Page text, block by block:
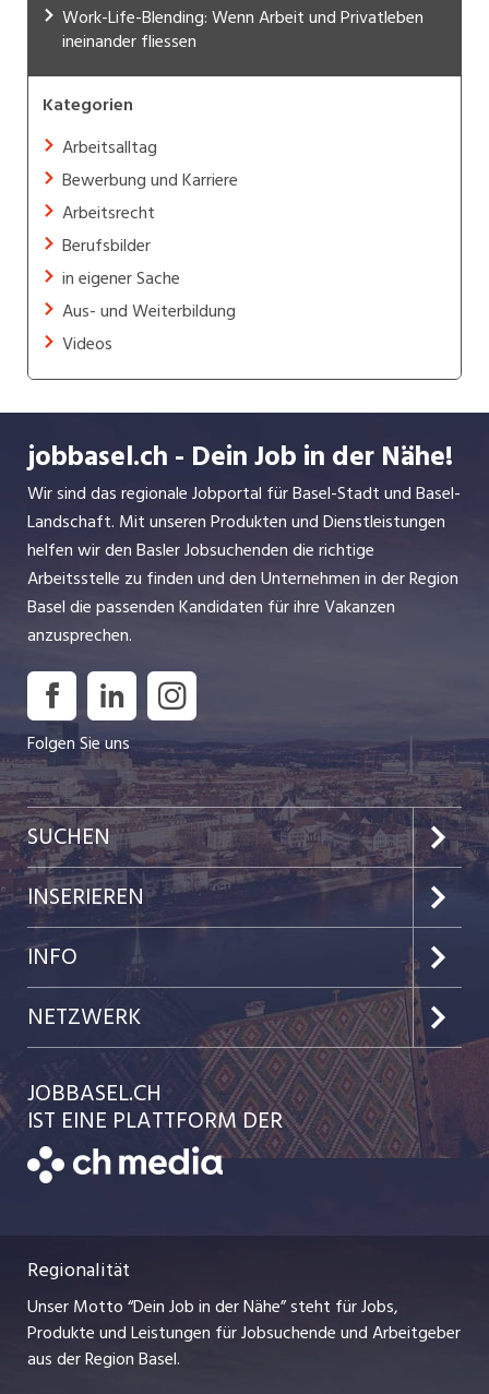
Work-Life-Blending: Wenn Arbeit und Privatleben
ineinander fliessen
Kategorien
Arbeitsalltag
Bewerbung und Karriere
Arbeitsrecht
Berufsbilder
in eigener Sache
Aus- und Weiterbildung
Videos
jobbasel.ch - Dein Job in der Nähe!
Wir sind das regionale Jobportal für Basel-Stadt und Basel-
Landschaft. Mit unseren Produkten und Dienstleistungen
helfen wir den Basler Jobsuchenden die richtige
Arbeitsstelle zu finden und den Unternehmen in der Region
Basel die passenden Kandidaten für ihre Vakanzen
anzusprechen.
Folgen Sie uns
SUCHEN
Jobs im Kanton Basel-Stadt
Jobs im Kanton Baselland
Jobs in der Stadt Basel
Jobs in der Stadt Liestal
Festanstellungen
Temporäre Jobs
Lehrstellen
Ferienjobs
INSERIEREN
Preise & Leistungen
Kundenlogin
Einzelinserat disponieren
Schnittstelle
INFO
Team
AGB
Datenschutzerklärung
Impressum
Stellenmeldepflicht
Bewerber-Cockpit
NETZWERK
jobbern.ch
zentraljob.ch
myjob.ch
jobzüri.ch
JOBBASEL.CH
IST EINE PLATTFORM DER
Regionalität
Unser Motto “Dein Job in der Nähe” steht für Jobs,
Produkte und Leistungen für Jobsuchende und Arbeitgeber
aus der Region Basel.